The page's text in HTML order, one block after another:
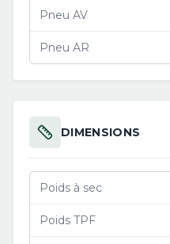
Pneu AV
Pneu AR
DIMENSIONS
Poids à sec
Poids TPF